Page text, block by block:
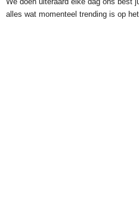
alles wat momenteel trending is op